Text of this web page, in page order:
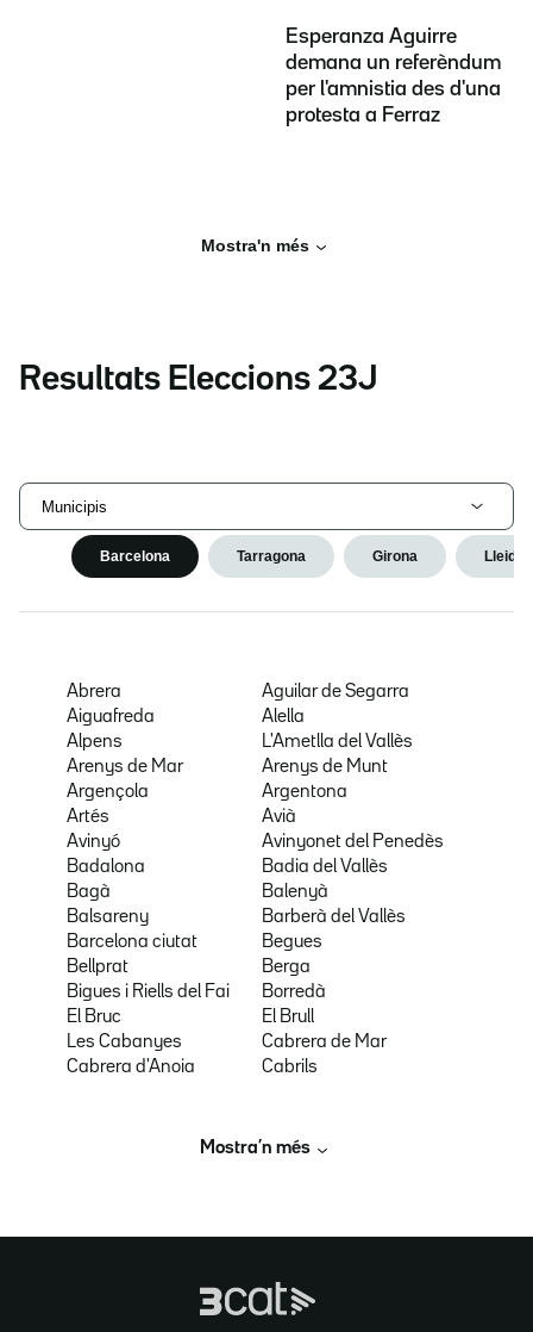
Esperanza Aguirre
demana un referèndum
per l'amnistia des d'una
protesta a Ferraz
Mostra'n més
Resultats Eleccions 23J
Municipis
Barcelona Tarragona Girona Lleida
Abrera
Aguilar de Segarra
Aiguafreda
Alella
Alpens
L'Ametlla del Vallès
Arenys de Mar
Arenys de Munt
Argençola
Argentona
Artés
Avià
Avinyó
Avinyonet del Penedès
Badalona
Badia del Vallès
Bagà
Balenyà
Balsareny
Barberà del Vallès
Barcelona ciutat
Begues
Bellprat
Berga
Bigues i Riells del Fai
Borredà
El Bruc
El Brull
Les Cabanyes
Cabrera de Mar
Cabrera d'Anoia
Cabrils
Mostra’n més